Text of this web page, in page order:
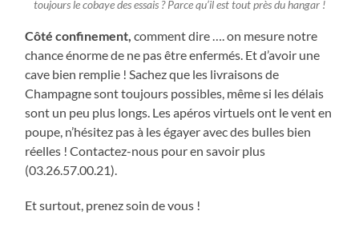
toujours le cobaye des essais ? Parce qu’il est tout près du hangar !
Côté confinement, comment dire …. on mesure notre
chance énorme de ne pas être enfermés. Et d’avoir une
cave bien remplie ! Sachez que les livraisons de
Champagne sont toujours possibles, même si les délais
sont un peu plus longs. Les apéros virtuels ont le vent en
poupe, n’hésitez pas à les égayer avec des bulles bien
réelles ! Contactez-nous pour en savoir plus
(03.26.57.00.21).
Et surtout, prenez soin de vous !